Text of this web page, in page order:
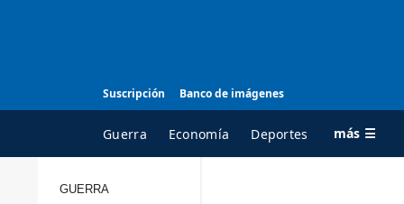
Suscripción Banco de imágenes
Guerra Economía Deportes más ☰
GUERRA